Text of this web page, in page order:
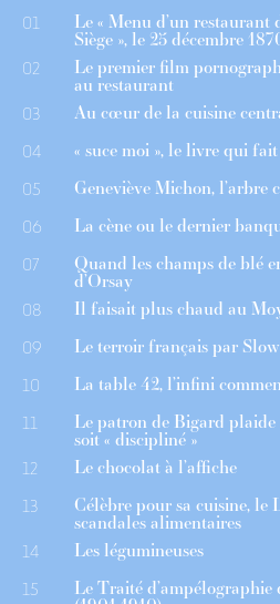
01 Le « Menu d’un restaurant
Siège », le 25 décembre
02 Le premier film
au restaurant
03 Au cœur de la cuisine
04 « suce moi », le livre qui
05 Geneviève Michon, l’arbre
06 La cène ou le dernier
07 Quand les champs de blé
d’Orsay
08 Il faisait plus chaud au
09 Le terroir français par
10 La table 42, l’infini
11 Le patron de Bigard
soit « discipliné »
12 Le chocolat à l’affiche
13 Célèbre pour sa cuisine, le
scandales alimentaires
14 Les légumineuses
15 Le Traité